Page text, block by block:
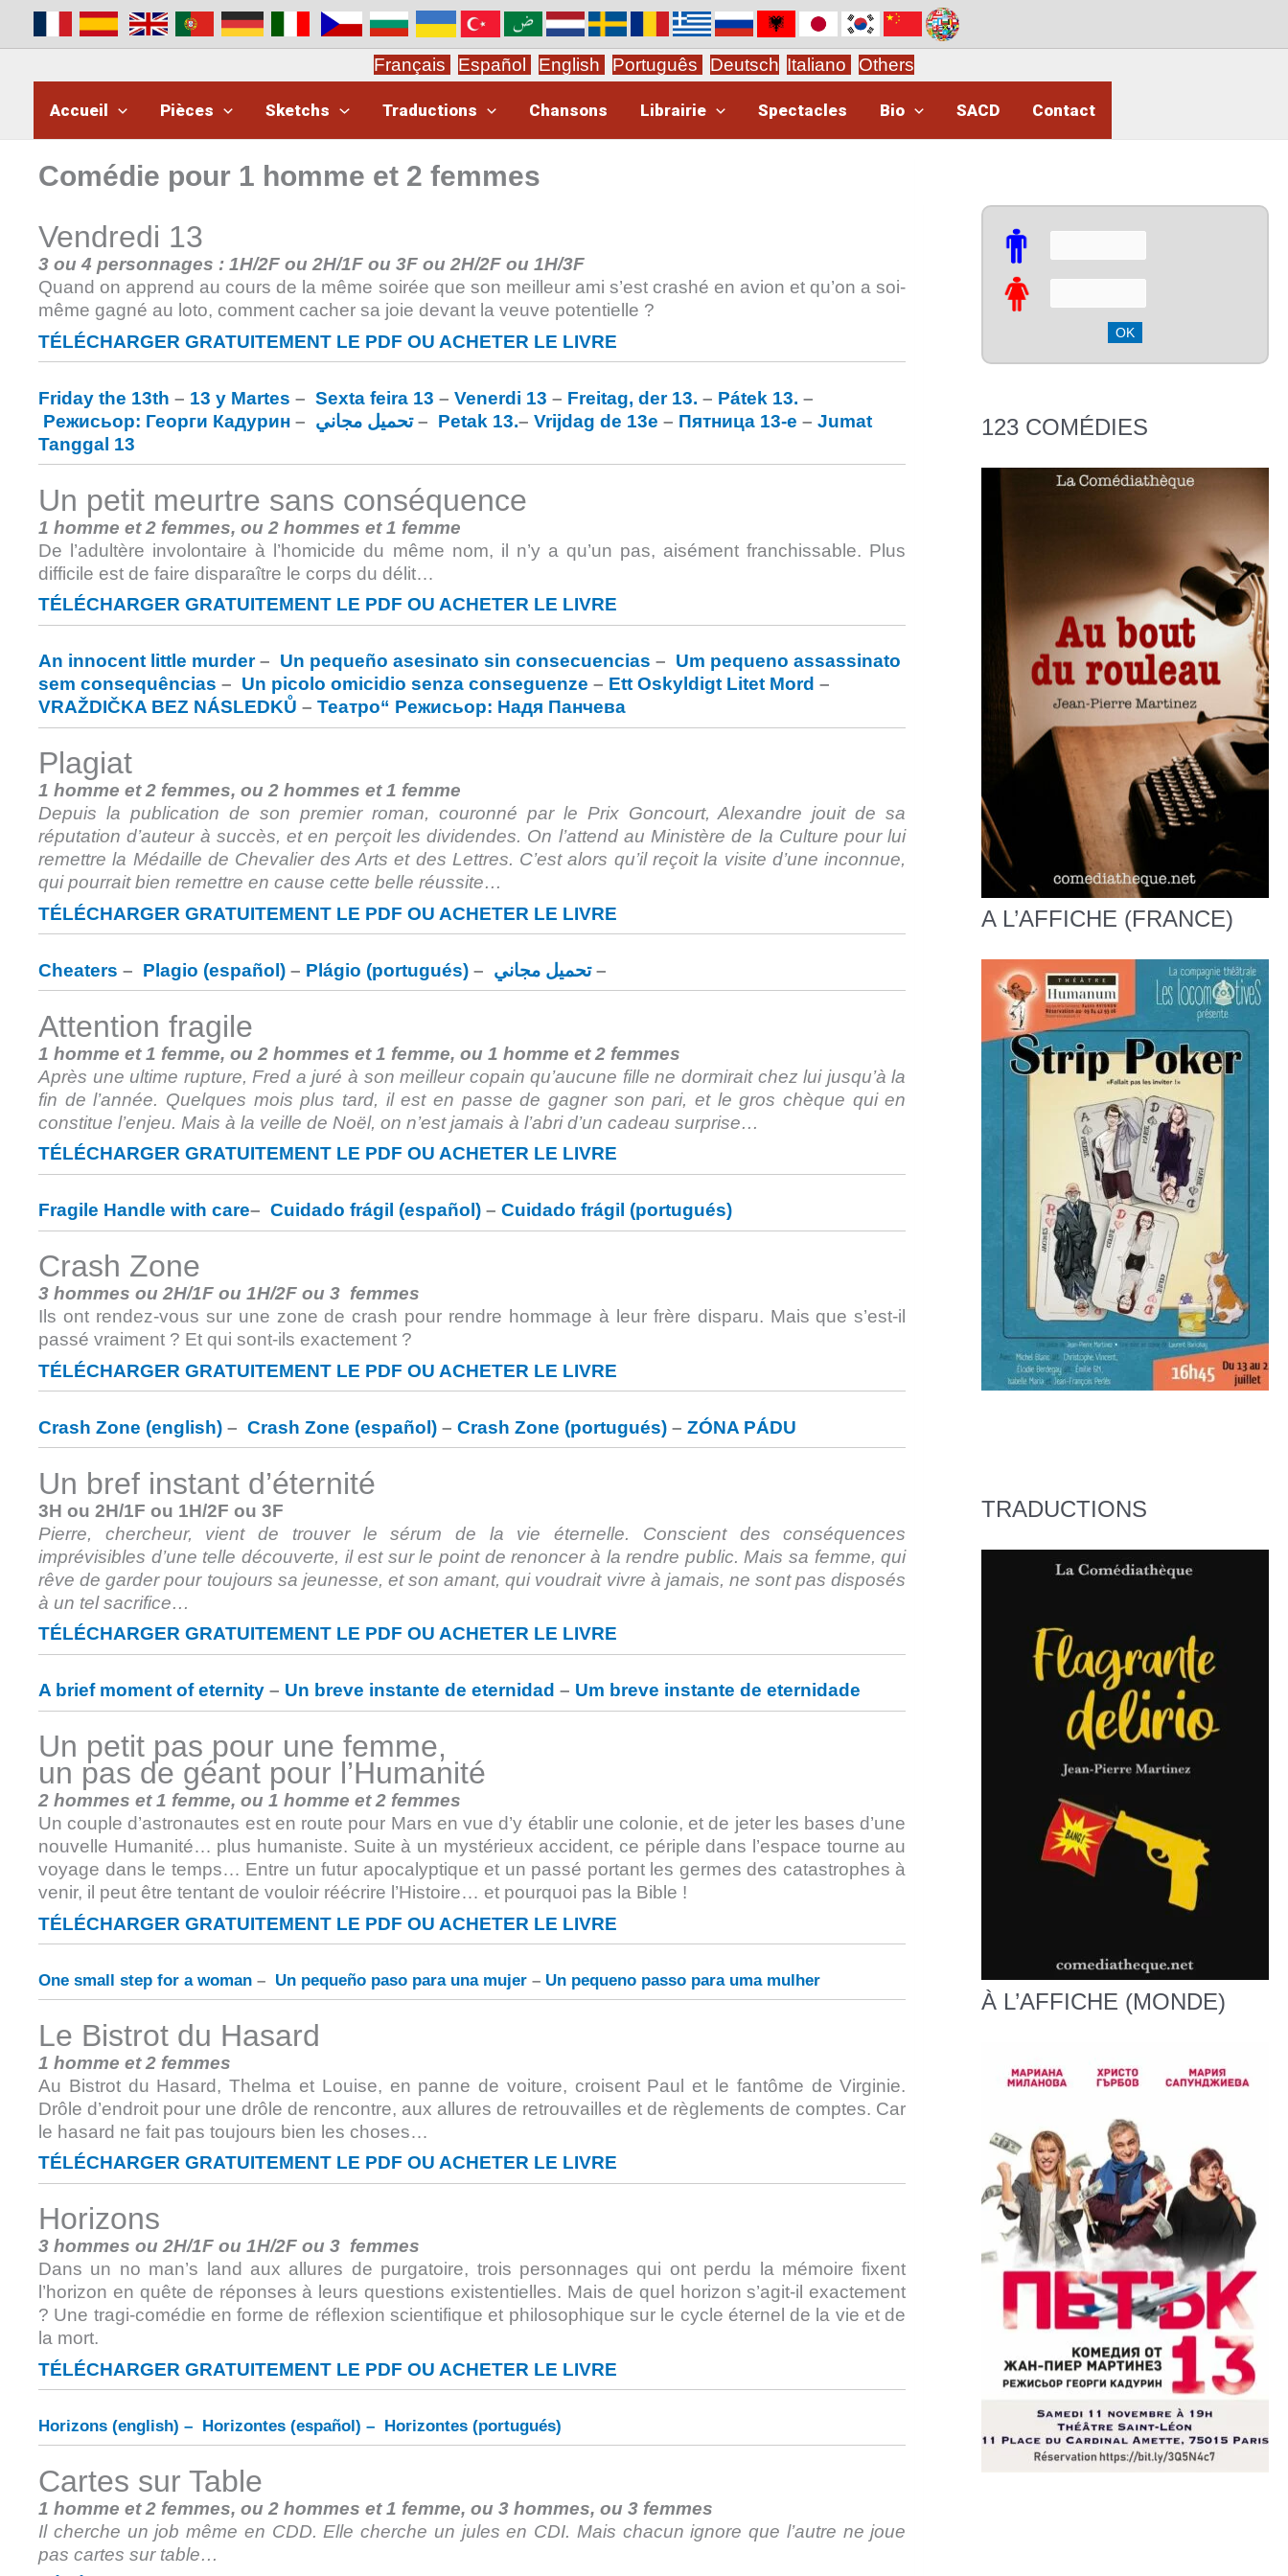
contenu
Français Español English Português Deutsch Italiano Others
Accueil Pièces Sketchs Traductions Chansons Librairie Spectacles Bio SACD Contact
Comédie pour 1 homme et 2 femmes
Vendredi 13
3 ou 4 personnages : 1H/2F ou 2H/1F ou 3F ou 2H/2F ou 1H/3F
Quand on apprend au cours de la même soirée que son meilleur ami s’est crashé en avion et qu’on a soi-
même gagné au loto, comment cacher sa joie devant la veuve potentielle ?
TÉLÉCHARGER GRATUITEMENT LE PDF OU ACHETER LE LIVRE
Friday the 13th – 13 y Martes – Sexta feira 13 – Venerdi 13 – Freitag, der 13. – Pátek 13. –
Режисьор: Георги Кадурин – تحميل مجاني– Petak 13.– Vrijdag de 13e – Пятница 13-е – Jumat
Tanggal 13
Un petit meurtre sans conséquence
1 homme et 2 femmes, ou 2 hommes et 1 femme
De l’adultère involontaire à l’homicide du même nom, il n’y a qu’un pas, aisément franchissable. Plus
difficile est de faire disparaître le corps du délit…
TÉLÉCHARGER GRATUITEMENT LE PDF OU ACHETER LE LIVRE
An innocent little murder– Un pequeño asesinato sin consecuencias – Um pequeno assassinato
sem consequências – Un picolo omicidio senza conseguenze – Ett Oskyldigt Litet Mord –
VRAŽDIČKA BEZ NÁSLEDKŮ – Театро“ Режисьор: Надя Панчева
Plagiat
1 homme et 2 femmes, ou 2 hommes et 1 femme
Depuis la publication de son premier roman, couronné par le Prix Goncourt, Alexandre jouit de sa
réputation d’auteur à succès, et en perçoit les dividendes. On l’attend au Ministère de la Culture pour lui
remettre la Médaille de Chevalier des Arts et des Lettres. C’est alors qu’il reçoit la visite d’une inconnue,
qui pourrait bien remettre en cause cette belle réussite…
TÉLÉCHARGER GRATUITEMENT LE PDF OU ACHETER LE LIVRE
Cheaters – Plagio (español) – Plágio (portugués) – تحميل مجاني–
Attention fragile
1 homme et 1 femme, ou 2 hommes et 1 femme, ou 1 homme et 2 femmes
Après une ultime rupture, Fred a juré à son meilleur copain qu’aucune fille ne dormirait chez lui jusqu’à la
fin de l’année. Quelques mois plus tard, il est en passe de gagner son pari, et le gros chèque qui en
constitue l’enjeu. Mais à la veille de Noël, on n’est jamais à l’abri d’un cadeau surprise…
TÉLÉCHARGER GRATUITEMENT LE PDF OU ACHETER LE LIVRE
Fragile Handle with care– Cuidado frágil (español) – Cuidado frágil (portugués)
Crash Zone
3 hommes ou 2H/1F ou 1H/2F ou 3 femmes
Ils ont rendez-vous sur une zone de crash pour rendre hommage à leur frère disparu. Mais que s’est-il
passé vraiment ? Et qui sont-ils exactement ?
TÉLÉCHARGER GRATUITEMENT LE PDF OU ACHETER LE LIVRE
Crash Zone (english) – Crash Zone (español) – Crash Zone (portugués) – ZÓNA PÁDU
Un bref instant d’éternité
3H ou 2H/1F ou 1H/2F ou 3F
Pierre, chercheur, vient de trouver le sérum de la vie éternelle. Conscient des conséquences
imprévisibles d’une telle découverte, il est sur le point de renoncer à la rendre public. Mais sa femme, qui
rêve de garder pour toujours sa jeunesse, et son amant, qui voudrait vivre à jamais, ne sont pas disposés
à un tel sacrifice…
TÉLÉCHARGER GRATUITEMENT LE PDF OU ACHETER LE LIVRE
A brief moment of eternity – Un breve instante de eternidad – Um breve instante de eternidade
Un petit pas pour une femme,
un pas de géant pour l’Humanité
2 hommes et 1 femme, ou 1 homme et 2 femmes
Un couple d’astronautes est en route pour Mars en vue d’y établir une colonie, et de jeter les bases d’une
nouvelle Humanité… plus humaniste. Suite à un mystérieux accident, ce périple dans l’espace tourne au
voyage dans le temps… Entre un futur apocalyptique et un passé portant les germes des catastrophes à
venir, il peut être tentant de vouloir réécrire l’Histoire… et pourquoi pas la Bible !
TÉLÉCHARGER GRATUITEMENT LE PDF OU ACHETER LE LIVRE
One small step for a woman – Un pequeño paso para una mujer – Un pequeno passo para uma mulher
Le Bistrot du Hasard
1 homme et 2 femmes
Au Bistrot du Hasard, Thelma et Louise, en panne de voiture, croisent Paul et le fantôme de Virginie.
Drôle d’endroit pour une drôle de rencontre, aux allures de retrouvailles et de règlements de comptes. Car
le hasard ne fait pas toujours bien les choses…
TÉLÉCHARGER GRATUITEMENT LE PDF OU ACHETER LE LIVRE
Horizons
3 hommes ou 2H/1F ou 1H/2F ou 3 femmes
Dans un no man’s land aux allures de purgatoire, trois personnages qui ont perdu la mémoire fixent
l’horizon en quête de réponses à leurs questions existentielles. Mais de quel horizon s’agit-il exactement
? Une tragi-comédie en forme de réflexion scientifique et philosophique sur le cycle éternel de la vie et de
la mort.
TÉLÉCHARGER GRATUITEMENT LE PDF OU ACHETER LE LIVRE
Horizons (english) – Horizontes (español) – Horizontes (portugués)
Cartes sur Table
1 homme et 2 femmes, ou 2 hommes et 1 femme, ou 3 hommes, ou 3 femmes
Il cherche un job même en CDD. Elle cherche un jules en CDI. Mais chacun ignore que l’autre ne joue
pas cartes sur table…
123 COMÉDIES
A L’AFFICHE (FRANCE)
TRADUCTIONS
À L’AFFICHE (MONDE)